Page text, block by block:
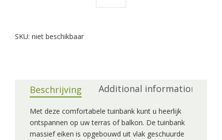
SKU: niet beschikbaar
Beschrijving Additional information
Met deze comfortabele tuinbank kunt u heerlijk
ontspannen op uw terras of balkon. De tuinbank
massief eiken is opgebouwd uit vlak geschuurde